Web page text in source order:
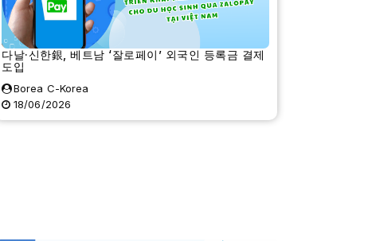
다날·신한銀, 베트남 ‘잘로페이’ 외국인 등록금 결제
도입
Borea C-Korea
18/06/2026